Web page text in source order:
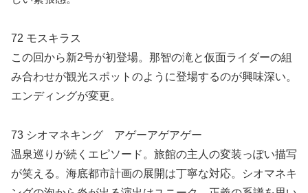
72 モスキラス
この回から新2号が初登場。那智の滝と仮面ライダーの組
み合わせが観光スポットのように登場するのが興味深い。
エンディングが変更。
73 シオマネキング アゲーアゲアゲー
温泉巡りが続くエピソード。旅館の主人の変装っぽい描写
が笑える。海底都市計画の展開は丁寧な対応。シオマネキ